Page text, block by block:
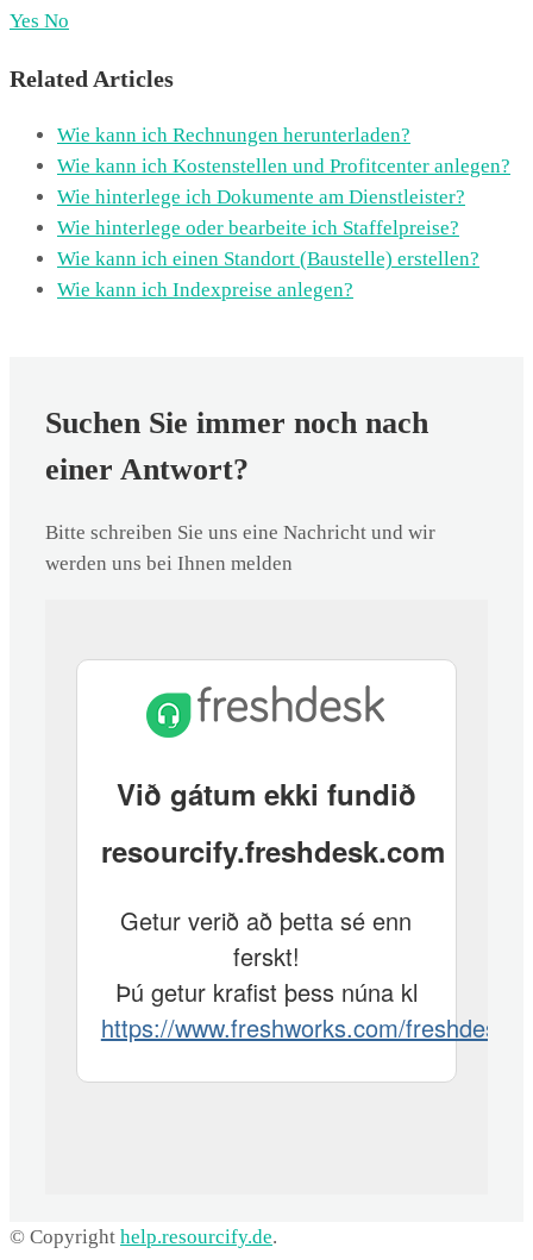
Yes No
Related Articles
Wie kann ich Rechnungen herunterladen?
Wie kann ich Kostenstellen und Profitcenter anlegen?
Wie hinterlege ich Dokumente am Dienstleister?
Wie hinterlege oder bearbeite ich Staffelpreise?
Wie kann ich einen Standort (Baustelle) erstellen?
Wie kann ich Indexpreise anlegen?
Suchen Sie immer noch nach
einer Antwort?
Bitte schreiben Sie uns eine Nachricht und wir
werden uns bei Ihnen melden
© Copyright help.resourcify.de.